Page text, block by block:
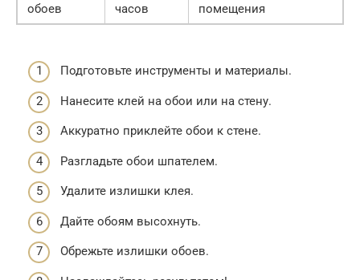
обоев
часов
помещения
Подготовьте инструменты и материалы.
Нанесите клей на обои или на стену.
Аккуратно приклейте обои к стене.
Разгладьте обои шпателем.
Удалите излишки клея.
Дайте обоям высохнуть.
Обрежьте излишки обоев.